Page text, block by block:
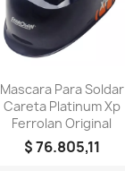
Vista rápida
Mascara Para Soldar
Careta Platinum Xp
Ferrolan Original
$ 76.805,11